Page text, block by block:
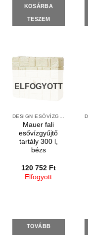
KOSÁRBA
TESZEM
ELFOGYOTT
Mauer fali
esővízgyűjtő
tartály 300 l,
bézs
120 752 Ft
Elfogyott
TOVÁBB